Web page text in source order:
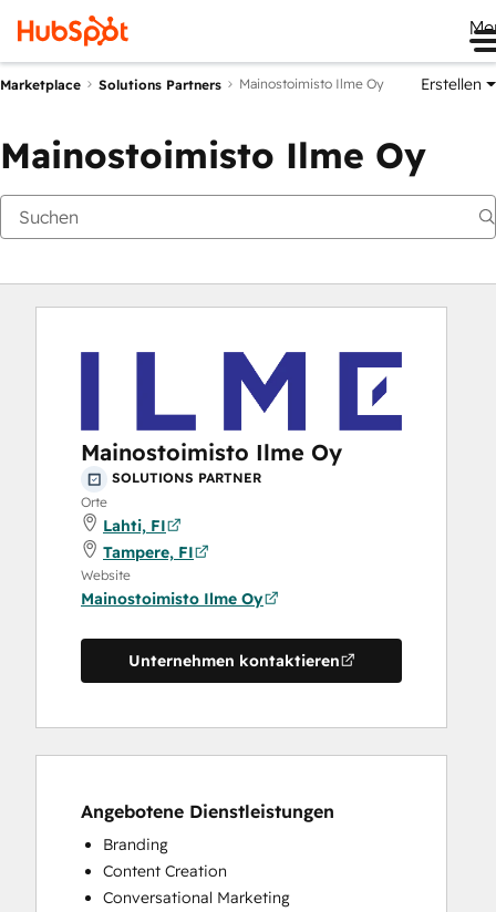
Marketplace Solutions Partners Mainostoimisto Ilme Oy Erstellen
Mainostoimisto Ilme Oy
Mainostoimisto Ilme Oy
SOLUTIONS PARTNER
Orte
Lahti, FI
Tampere, FI
Website
Mainostoimisto Ilme Oy
Unternehmen kontaktieren
Angebotene Dienstleistungen
Branding
Content Creation
Conversational Marketing